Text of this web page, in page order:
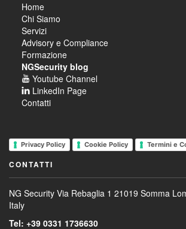
Home
Chi Siamo
Servizi
Advisory e Compliance
Formazione
NGSecurity blog
Youtube Channel
LinkedIn Page
Contatti
Privacy Policy Cookie Policy Termini e
CONTATTI
NG Security Via Rebaglia 1 21019 Somma
Italy
Tel: +39 0331 1736630